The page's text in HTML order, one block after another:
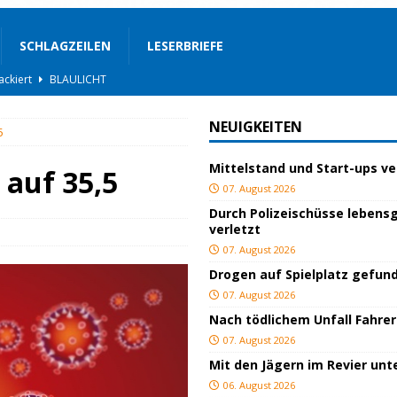
SCHLAGZEILEN LESERBRIEFE
JUGEND/BILDUNG
BLAULICHT
verletzt
BLAULICHT
BLAULICHT
BLAULICHT
35,5
NEUIGKEITEN
Mittelstand und Start-ups
07. August 2026
Durch Polizeischüsse
verletzt
07. August 2026
Drogen auf Spielplatz
07. August 2026
Nach tödlichem Unfall
07. August 2026
Mit den Jägern im Revier
06. August 2026